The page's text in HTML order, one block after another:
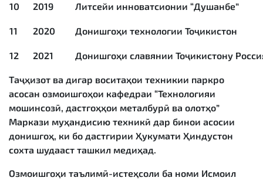
10 2019 Литсейи инноватсионии “Душанбе”
11 2020 Донишгоҳи технологии Тоҷикистон
12 2021 Донишгоҳи славянии Тоҷикистону
Таҷҳизот ва дигар воситаҳои техникии паркро
асосан озмоишгоҳои кафедраи “Технологияи
мошинсозӣ, дастгоҳҳои металбурӣ ва олотҳо”
Маркази муҳандисию техникӣ дар бинои асосии
донишгоҳ, ки бо дастгирии Ҳукумати Ҳиндустон
сохта шудааст ташкил медиҳад.
Озмоишгоҳи таълимӣ-истеҳсоли ба номи Исмоил